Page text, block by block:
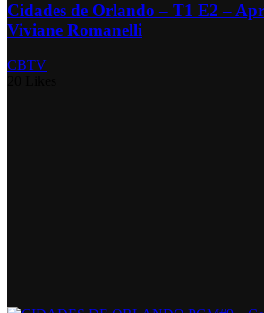
Cidades de Orlando – T1 E2 –
Viviane Romanelli
CBTV